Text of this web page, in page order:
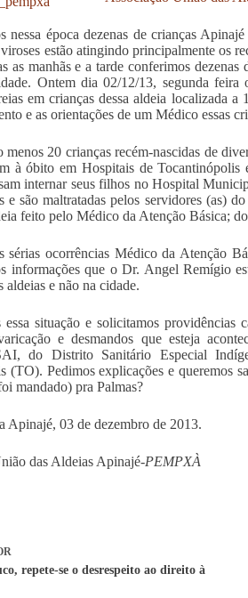
nessa época dezenas de crianças
viroses estão atingindo principalmente os
as manhãs e a tarde conferimos
Ontem dia 02/12/13, segunda
em crianças dessa aldeia localizada
e as orientações de um Médico essas
20 crianças recém-nascidas de
à óbito em Hospitais de Tocantinópolis
internar seus filhos no Hospital
e são maltratadas pelos servidores (as)
feito pelo Médico da Atenção Básica;
sérias ocorrências Médico da Atenção
informações que o Dr. Angel Remígio
aldeias e não na cidade.
essa situação e solicitamos
e desmandos que esteja
do Distrito Sanitário Especial
(TO). Pedimos explicações e queremos
mandado) pra Palmas?
Apinajé, 03 de dezembro de 2013.
das Aldeias Apinajé-PEMPXÀ
repete-se o desrespeito ao direito à